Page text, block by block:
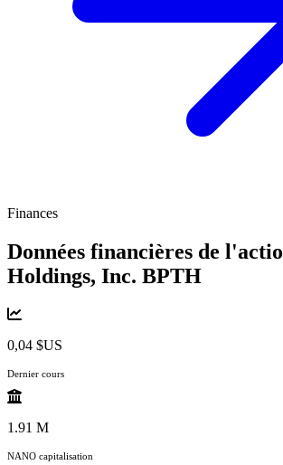
Finances
Données financières de
Holdings, Inc. BPTH
0,04 $US
Dernier cours
1.91 M
NANO capitalisation